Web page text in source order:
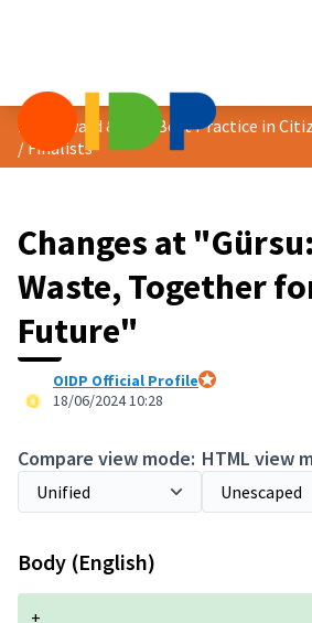
/Finalists
Changes at
Waste, Together
Future"
OIDP Official Profile
18/06/2024 10:28
Compare view mode: HTML view
Body (English)
+